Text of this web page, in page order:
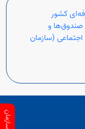
کشور
صندوق‌ها و
(سازمان